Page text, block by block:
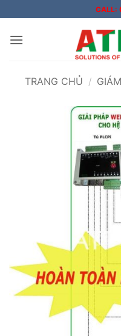
qua
nội
CALL:
TRANG CHỦ /